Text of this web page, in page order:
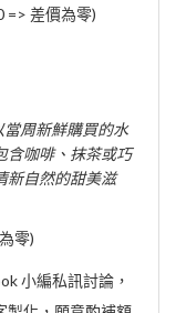
=> 差價為零)
當周新鮮購買的水
含咖啡、抹茶或巧
新自然的甜美滋
零)
小編私訊討論，